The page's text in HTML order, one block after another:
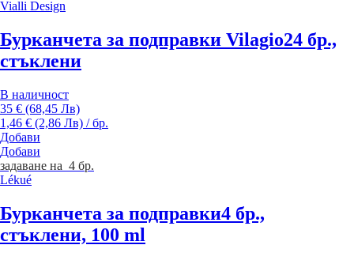
Vialli Design
Бурканчета за подправки Vilagio24 бр.,
стъклени
В наличност
35 € (68,45 Лв)
1,46 € (2,86 Лв) / бр.
Добави
Добави
задаване на 4 бр.
Lékué
Бурканчета за подправки4 бр.,
стъклени, 100 ml